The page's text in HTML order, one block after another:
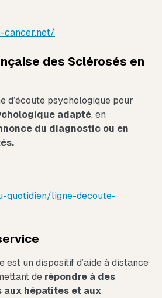
cancer.net/
des Sclérosés en
d’écoute psychologique pour
adapté, en
du diagnostic ou en
quotidien/ligne-decoute-
est un dispositif d’aide à distance
de répondre à des
hépatites et aux